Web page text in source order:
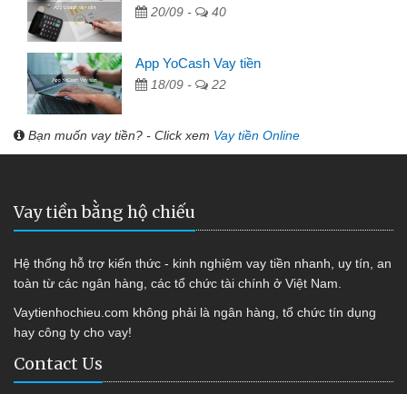
20/09 - 40
App YoCash Vay tiền
18/09 - 22
Bạn muốn vay tiền? - Click xem Vay tiền Online
Vay tiền bằng hộ chiếu
Hệ thống hỗ trợ kiến thức - kinh nghiệm vay tiền nhanh, uy tín, an
toàn từ các ngân hàng, các tổ chức tài chính ở Việt Nam.
Vaytienhochieu.com không phải là ngân hàng, tổ chức tín dụng
hay công ty cho vay!
Contact Us